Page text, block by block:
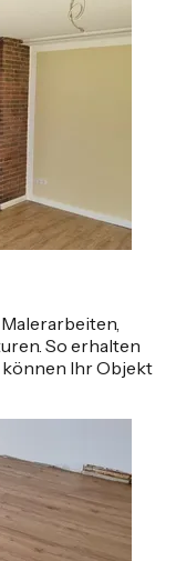
So erhalten
können Ihr Objekt